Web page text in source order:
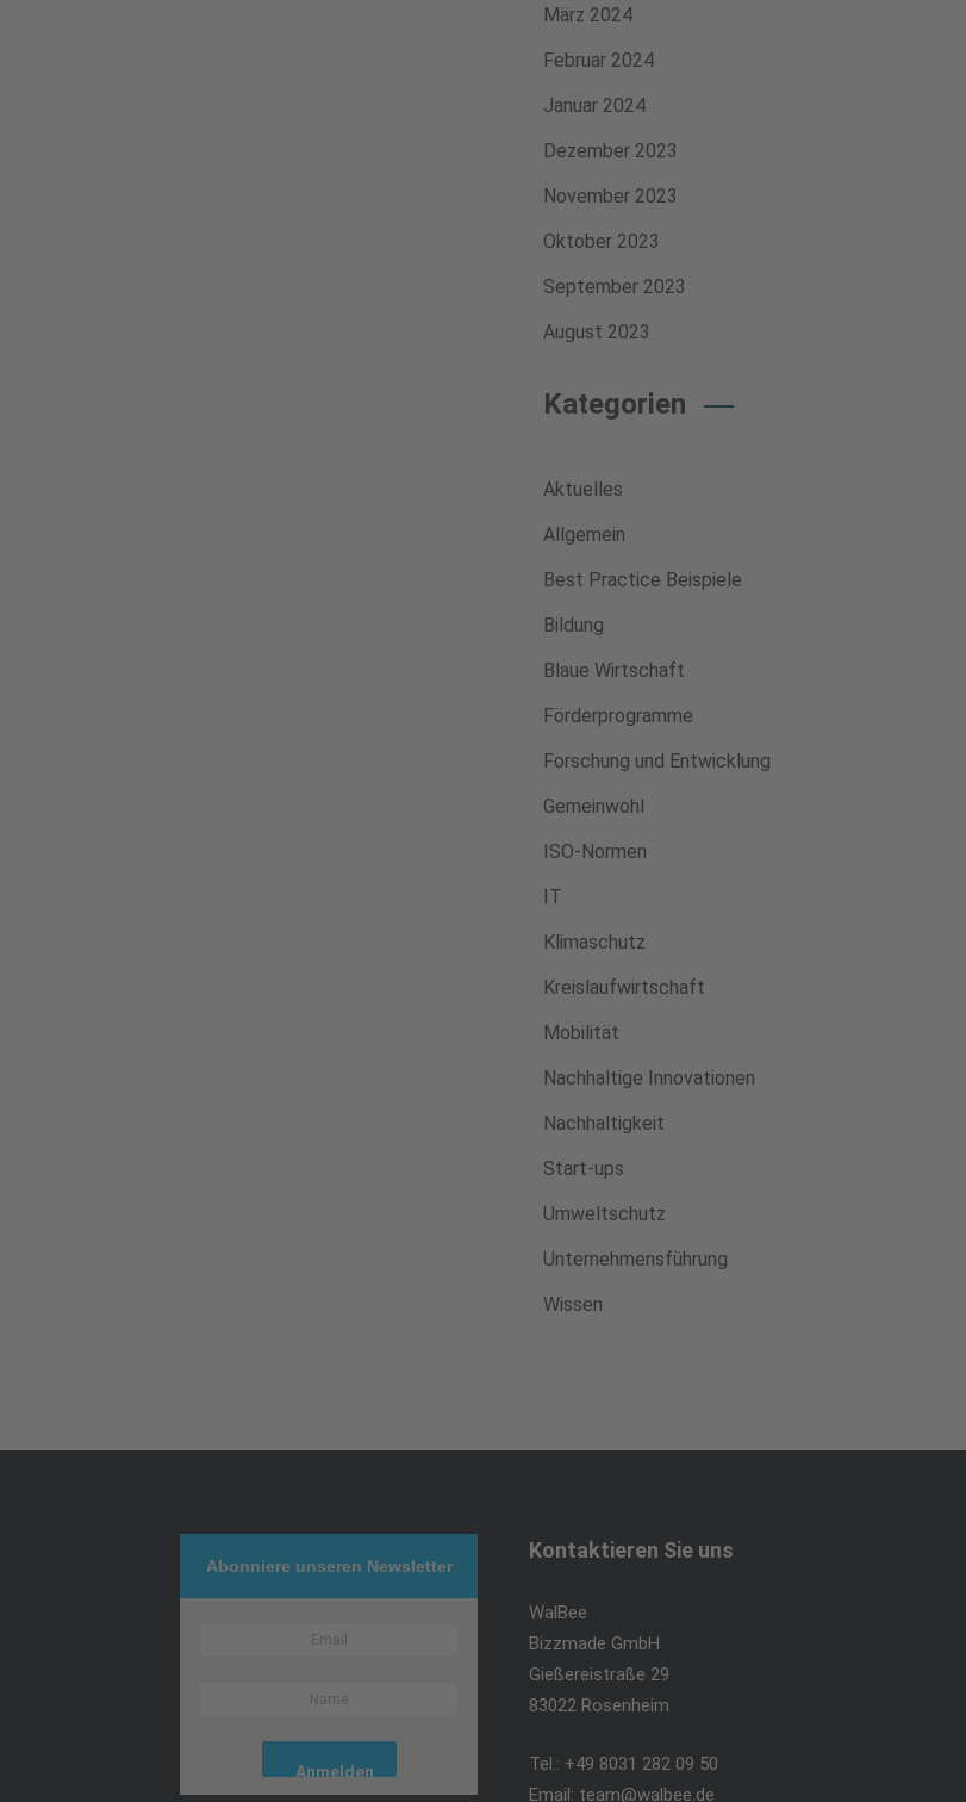
März 2024
Februar 2024
Januar 2024
Dezember 2023
November 2023
Oktober 2023
September 2023
August 2023
Kategorien
Aktuelles
Allgemein
Best Practice Beispiele
Bildung
Blaue Wirtschaft
Förderprogramme
Forschung und Entwicklung
Gemeinwohl
ISO-Normen
IT
Klimaschutz
Kreislaufwirtschaft
Mobilität
Nachhaltige Innovationen
Nachhaltigkeit
Start-ups
Umweltschutz
Unternehmensführung
Wissen
Abonniere unseren Newsletter
Kontaktieren Sie uns
WalBee
Bizzmade GmbH
Gießereistraße 29
83022 Rosenheim
Tel.: +49 8031 282 09 50
Email: team@walbee.de